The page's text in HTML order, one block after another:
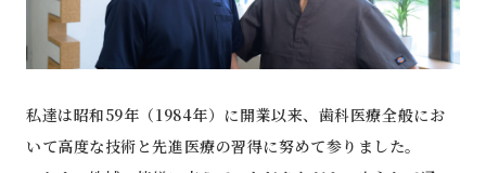
私達は昭和59年（1984年）に開業以来、歯科医療全般にお
いて高度な技術と先進医療の習得に努めて参りました。